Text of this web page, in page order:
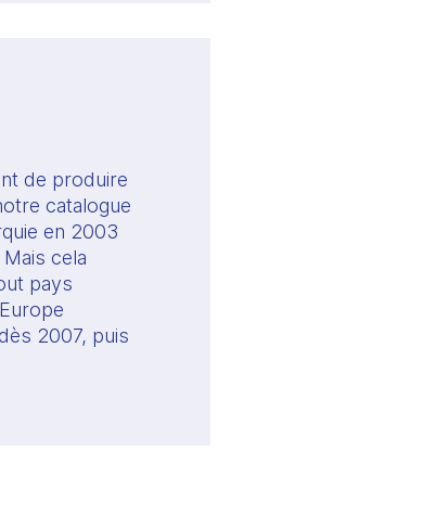
de produire
catalogue
en 2003
cela
pays
2007, puis